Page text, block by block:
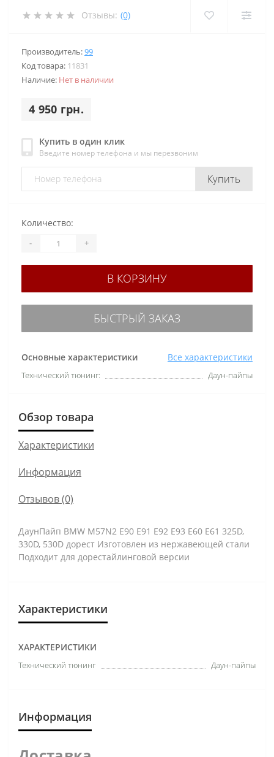
Отзывы: (0)
Производитель:99
Код товара: 11831
Наличие: Нет в наличии
4 950 грн.
Купить в один клик
Введите номер телефона и мы перезвоним
Купить
Основные характеристики Все характеристики
Технический тюнинг: Даун-пайпы
Количество:
- +
В КОРЗИНУ
БЫСТРЫЙ ЗАКАЗ
Обзор товара
Характеристики
Информация
Отзывов (0)
ДаунПайп BMW M57N2 E90 E91 E92 E93 E60 E61 325D,
330D, 530D дорест Изготовлен из нержавеющей стали
Подходит для дорестайлинговой версии
Характеристики
ХАРАКТЕРИСТИКИ
Технический тюнинг Даун-пайпы
Информация